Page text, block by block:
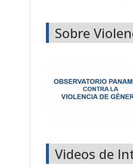
Sobre
Videos de